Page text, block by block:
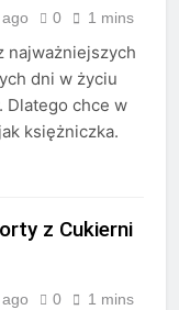
0 1 mins
najważniejszych
dni w życiu
Dlatego chce w
księżniczka.
z Cukierni
0 1 mins